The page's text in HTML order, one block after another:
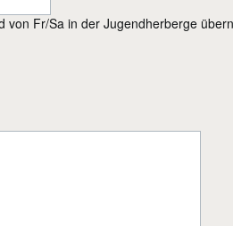
von Fr/Sa in der Jugendherberge